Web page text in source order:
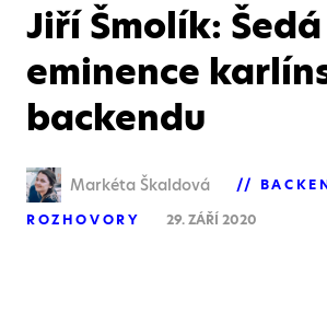
Jiří Šmolík: Šedá
eminence
backendu
Markéta Škaldová
ROZHOVORY
29. ZÁŘÍ 2020